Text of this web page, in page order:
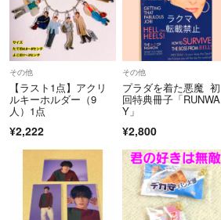
その他
【ラスト1点】アクリ
ルキーホルダー（9
人）1点
¥2,222
その他
プラダを着た悪魔 初
回特典冊子「RUNWA
Y」
¥2,800